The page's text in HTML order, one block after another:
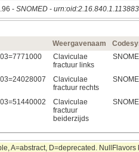
- SNOMED -
Weergavenaam
Claviculae
fractuur links
Claviculae
fractuur rechts
Claviculae
fractuur
beiderzijds
A=abstract, D=deprecated. NullFlavors